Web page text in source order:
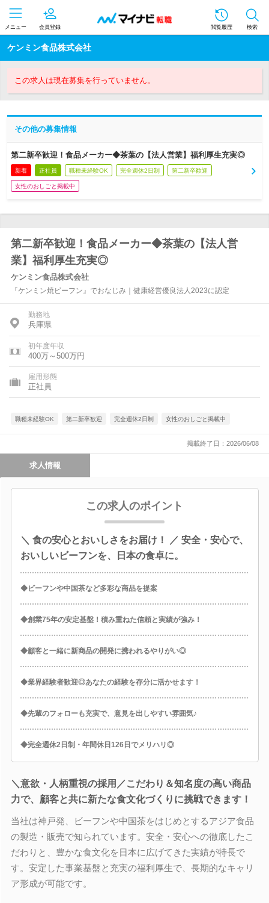
メニュー 会員登録 閲覧履歴 検索
ケンミン食品株式会社
この求人は現在募集を行っていません。
その他の募集情報
第二新卒歓迎！食品メーカー◆茶葉の【法人営業】福利厚生充実◎
新着 正社員 職種未経験OK 完全週休2日制 第二新卒歓迎
女性のおしごと掲載中
第二新卒歓迎！食品メーカー◆茶葉の【法人営
業】福利厚生充実◎
ケンミン食品株式会社
『ケンミン焼ビーフン』でおなじみ｜健康経営優良法人2023に認定
勤務地
兵庫県
初年度年収
400万～500万円
雇用形態
正社員
職種未経験OK 第二新卒歓迎 完全週休2日制 女性のおしごと掲載中
掲載終了日：2026/06/08
求人情報
この求人のポイント
＼ 食の安心とおいしさをお届け！ ／ 安全・安心で、
おいしいビーフンを、日本の食卓に。
◆ビーフンや中国茶など多彩な商品を提案
◆創業75年の安定基盤！積み重ねた信頼と実績が強み！
◆顧客と一緒に新商品の開発に携われるやりがい◎
◆業界経験者歓迎◎あなたの経験を存分に活かせます！
◆先輩のフォローも充実で、意見を出しやすい雰囲気♪
◆完全週休2日制・年間休日126日でメリハリ◎
＼意欲・人柄重視の採用／こだわり＆知名度の高い商品
力で、顧客と共に新たな食文化づくりに挑戦できます！
当社は神戸発、ビーフンや中国茶をはじめとするアジア食品
の製造・販売で知られています。安全・安心への徹底したこ
だわりと、豊かな食文化を日本に広げてきた実績が特長で
す。安定した事業基盤と充実の福利厚生で、長期的なキャリ
ア形成が可能です。